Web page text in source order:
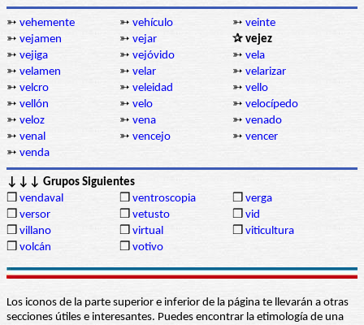
➳ vehemente ➳ vehículo ➳ veinte
➳ vejamen ➳ vejar
✰ vejez
➳ vejiga ➳ vejóvido ➳ vela
➳ velamen ➳ velar ➳ velarizar
➳ velcro ➳ veleidad ➳ vello
➳ vellón ➳ velo ➳ velocípedo
➳ veloz ➳ vena ➳ venado
➳ venal ➳ vencejo ➳ vencer
➳ venda
↓↓↓ Grupos Siguientes
❒ vendaval ❒ ventroscopia ❒ verga
❒ versor ❒ vetusto ❒ vid
❒ villano ❒ virtual ❒ viticultura
❒ volcán ❒ votivo
Los iconos de la parte superior e inferior de la página te llevarán a otras
secciones útiles e interesantes. Puedes encontrar la etimología de una